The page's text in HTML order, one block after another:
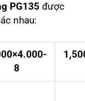
PG135 được
nhau:
8